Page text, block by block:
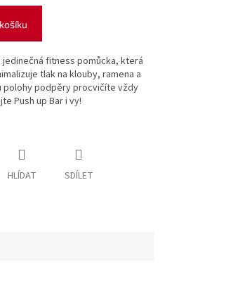
jedinečná fitness pomůcka, která
tlak na klouby, ramena a
polohy podpěry procvičíte vždy
Push up Bar i vy!
HLÍDAT SDÍLET